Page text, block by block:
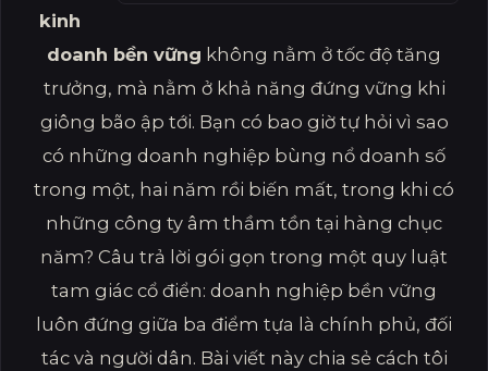
kinh
doanh bền vững không nằm ở tốc độ tăng
trưởng, mà nằm ở khả năng đứng vững khi
giông bão ập tới. Bạn có bao giờ tự hỏi vì sao
có những doanh nghiệp bùng nổ doanh số
trong một, hai năm rồi biến mất, trong khi có
những công ty âm thầm tồn tại hàng chục
năm? Câu trả lời gói gọn trong một quy luật
tam giác cổ điển: doanh nghiệp bền vững
luôn đứng giữa ba điểm tựa là chính phủ, đối
tác và người dân. Bài viết này chia sẻ cách tôi